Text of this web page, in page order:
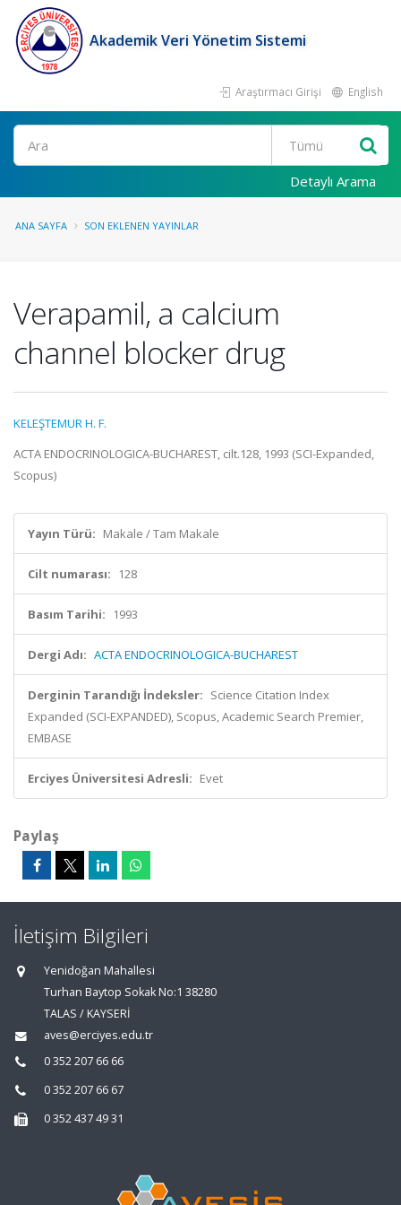
Akademik Veri Yönetim Sistemi
Araştırmacı Girişi English
Ara
Detaylı Arama
ANA SAYFA SON EKLENEN YAYINLAR
Verapamil, a calcium
channel blocker drug
KELEŞTEMUR H. F.
ACTA ENDOCRINOLOGICA-BUCHAREST, cilt.128, 1993 (SCI-Expanded,
Scopus)
Yayın Türü: Makale / Tam Makale
Cilt numarası: 128
Basım Tarihi: 1993
Dergi Adı: ACTA ENDOCRINOLOGICA-BUCHAREST
Derginin Tarandığı İndeksler: Science Citation Index
Expanded (SCI-EXPANDED), Scopus, Academic Search Premier,
EMBASE
Erciyes Üniversitesi Adresli: Evet
Paylaş
İletişim Bilgileri
Yenidoğan Mahallesi
Turhan Baytop Sokak No:1 38280
TALAS / KAYSERİ
aves@erciyes.edu.tr
0 352 207 66 66
0 352 207 66 67
0 352 437 49 31